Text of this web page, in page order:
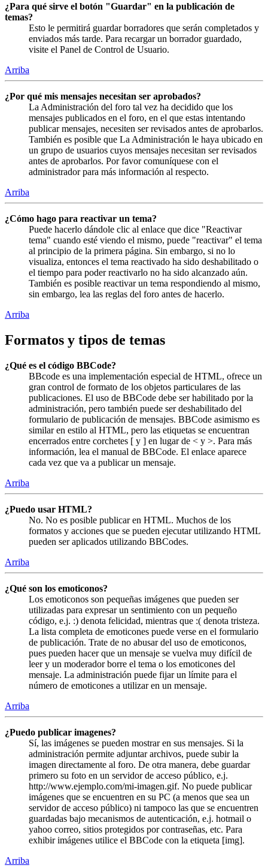
¿Para qué sirve el botón "Guardar" en la publicación de
temas?
Esto le permitirá guardar borradores que serán completados y
enviados más tarde. Para recargar un borrador guardado,
visite el Panel de Control de Usuario.
Arriba
¿Por qué mis mensajes necesitan ser aprobados?
La Administración del foro tal vez ha decidido que los
mensajes publicados en el foro, en el que estas intentando
publicar mensajes, necesiten ser revisados antes de aprobarlos.
También es posible que La Administración le haya ubicado en
un grupo de usuarios cuyos mensajes necesitan ser revisados
antes de aprobarlos. Por favor comuníquese con el
administrador para más información al respecto.
Arriba
¿Cómo hago para reactivar un tema?
Puede hacerlo dándole clic al enlace que dice "Reactivar
tema" cuando esté viendo el mismo, puede "reactivar" el tema
al principio de la primera página. Sin embargo, si no lo
visualiza, entonces el tema reactivado ha sido deshabilitado o
el tiempo para poder reactivarlo no ha sido alcanzado aún.
También es posible reactivar un tema respondiendo al mismo,
sin embargo, lea las reglas del foro antes de hacerlo.
Arriba
Formatos y tipos de temas
¿Qué es el código BBCode?
BBcode es una implementación especial de HTML, ofrece un
gran control de formato de los objetos particulares de las
publicaciones. El uso de BBCode debe ser habilitado por la
administración, pero también puede ser deshabilitado del
formulario de publicación de mensajes. BBCode asimismo es
similar en estilo al HTML, pero las etiquetas se encuentran
encerrados entre corchetes [ y ] en lugar de < y >. Para más
información, lea el manual de BBCode. El enlace aparece
cada vez que va a publicar un mensaje.
Arriba
¿Puedo usar HTML?
No. No es posible publicar en HTML. Muchos de los
formatos y acciones que se pueden ejecutar utilizando HTML
pueden ser aplicados utilizando BBCodes.
Arriba
¿Qué son los emoticonos?
Los emoticonos son pequeñas imágenes que pueden ser
utilizadas para expresar un sentimiento con un pequeño
código, e.j. :) denota felicidad, mientras que :( denota tristeza.
La lista completa de emoticones puede verse en el formulario
de publicación. Trate de no abusar del uso de emoticonos,
pues pueden hacer que un mensaje se vuelva muy difícil de
leer y un moderador borre el tema o los emoticones del
mensaje. La administración puede fijar un límite para el
número de emoticones a utilizar en un mensaje.
Arriba
¿Puedo publicar imagenes?
Sí, las imágenes se pueden mostrar en sus mensajes. Si la
administración permite adjuntar archivos, puede subir la
imagen directamente al foro. De otra manera, debe guardar
primero su foto en un servidor de acceso público, e.j.
http://www.ejemplo.com/mi-imagen.gif. No puede publicar
imágenes que se encuentren en su PC (a menos que sea un
servidor de acceso público) ni tampoco las que se encuentren
guardadas bajo mecanismos de autenticación, e.j. hotmail o
yahoo correo, sitios protegidos por contraseñas, etc. Para
exhibir imágenes utilice el BBCode con la etiqueta [img].
Arriba